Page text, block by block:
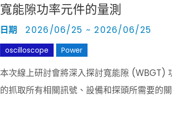
寬能隙功率元件的量測
日期 2026/06/25 ~ 2026/06/25
oscilloscope Power
本次線上研討會將深入探討寬能隙 (WBGT)
的抓取所有相關訊號、設備和探頭所需要的